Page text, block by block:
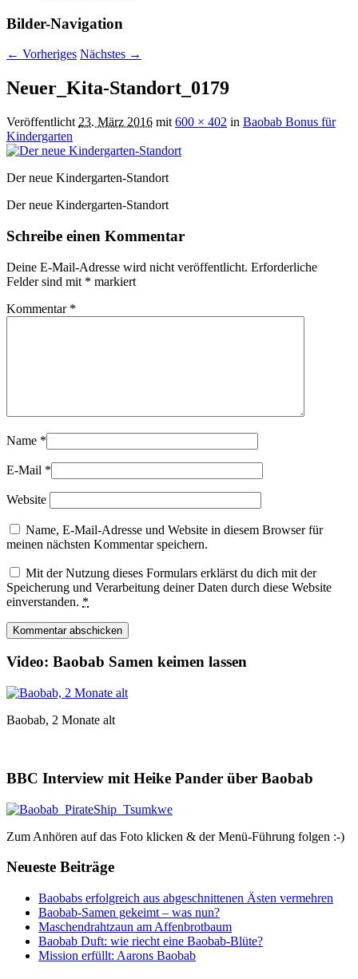
Bilder-Navigation
← Vorheriges Nächstes →
Neuer_Kita-Standort_0179
Veröffentlicht 23. März 2016 mit 600 × 402 in Baobab Bonus für
Kindergarten
Der neue Kindergarten-Standort
Der neue Kindergarten-Standort
Schreibe einen Kommentar
Deine E-Mail-Adresse wird nicht veröffentlicht. Erforderliche
Felder sind mit * markiert
Kommentar *
Name *
E-Mail *
Website
Name, E-Mail-Adresse und Website in diesem Browser für
meinen nächsten Kommentar speichern.
Mit der Nutzung dieses Formulars erklärst du dich mit der
Speicherung und Verarbeitung deiner Daten durch diese Website
einverstanden. *
Video: Baobab Samen keimen lassen
Baobab, 2 Monate alt
BBC Interview mit Heike Pander über Baobab
Zum Anhören auf das Foto klicken & der Menü-Führung folgen :-)
Neueste Beiträge
Baobabs erfolgreich aus abgeschnittenen Ästen vermehren
Baobab-Samen gekeimt – was nun?
Maschendrahtzaun am Affenbrotbaum
Baobab Duft: wie riecht eine Baobab-Blüte?
Mission erfüllt: Aarons Baobab